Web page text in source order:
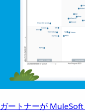
ガートナーが